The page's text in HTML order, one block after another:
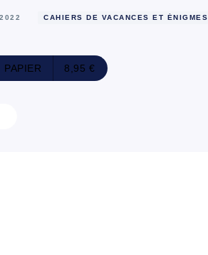
CAHIERS DE VACANCES ET ÉNIGMES
PAPIER 8,95 €